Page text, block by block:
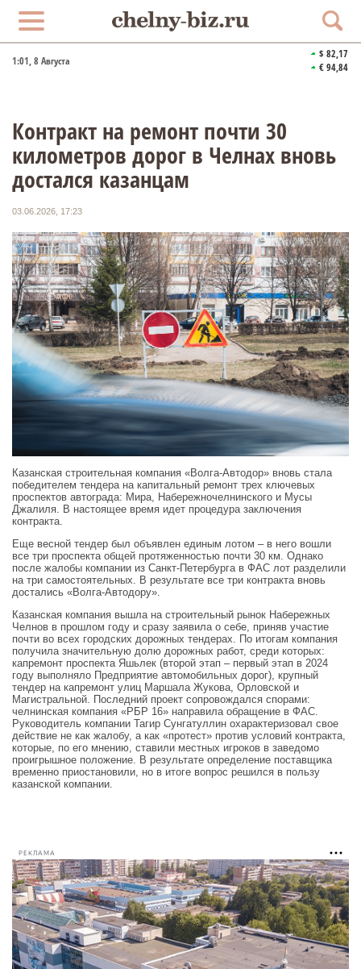
1:01, 8 Августа
$ 82,17
€ 94,84
Контракт на ремонт почти 30
километров дорог в Челнах вновь
достался казанцам
03.06.2026, 17:23
Казанская строительная компания «Волга‑Автодор» вновь стала
победителем тендера на капитальный ремонт трех ключевых
проспектов автограда: Мира, Набережночелнинского и Мусы
Джалиля. В настоящее время идет процедура заключения
контракта.
Еще весной тендер был объявлен единым лотом – в него вошли
все три проспекта общей протяженностью почти 30 км. Однако
после жалобы компании из Санкт‑Петербурга в ФАС лот разделили
на три самостоятельных. В результате все три контракта вновь
достались «Волга‑Автодору».
Казанская компания вышла на строительный рынок Набережных
Челнов в прошлом году и сразу заявила о себе, приняв участие
почти во всех городских дорожных тендерах. По итогам компания
получила значительную долю дорожных работ, среди которых:
капремонт проспекта Яшьлек (второй этап – первый этап в 2024
году выполняло Предприятие автомобильных дорог), крупный
тендер на капремонт улиц Маршала Жукова, Орловской и
Магистральной. Последний проект сопровождался спорами:
челнинская компания «РБР 16» направила обращение в ФАС.
Руководитель компании Тагир Сунгатуллин охарактеризовал свое
действие не как жалобу, а как «протест» против условий контракта,
которые, по его мнению, ставили местных игроков в заведомо
проигрышное положение. В результате определение поставщика
временно приостановили, но в итоге вопрос решился в пользу
казанской компании.
РЕКЛАМА